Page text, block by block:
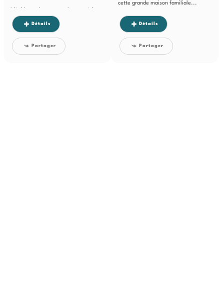
avec projet locatif
Situé dans un...
Détails
Partager
cette grande maison familiale...
Détails
Partager